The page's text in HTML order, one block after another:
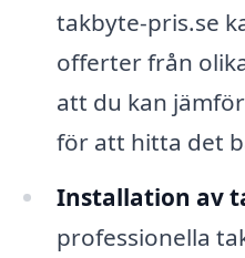
takbyte-pris.se
offerter från
att du kan
för att hitta det
Installation av
professionella